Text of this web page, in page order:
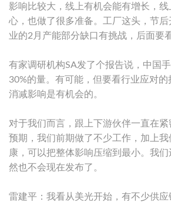
影响比较大，线上有机会能有增长，
心，也做了很多准备。工厂这头，节
业的2月产能部分缺口有挑战，后面要
有家调研机构SA发了个报告说，中国
30%的量。有可能，但要看行业应对
消减影响是有机会的。
对于我们而言，跟上下游伙伴一直在
预期，我们前期做了不少工作，加上
康，可以把整体影响压缩到最小。我
然也不会现在发布了。
雷建平：我看从美光开始，有不少供